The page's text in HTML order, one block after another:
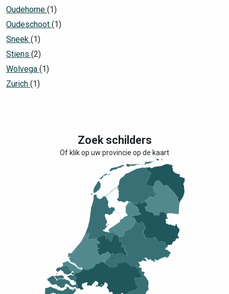
Oudehorne (1)
Oudeschoot (1)
Sneek (1)
Stiens (2)
Wolvega (1)
Zurich (1)
Zoek schilders
Of klik op uw provincie op de kaart